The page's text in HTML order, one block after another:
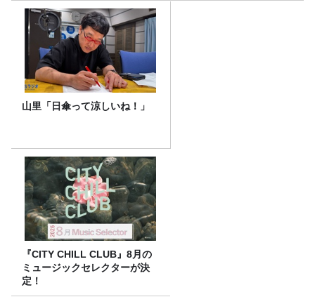
山里「日傘って涼しいね！」
『CITY CHILL CLUB』8月の
ミュージックセレクターが決
定！